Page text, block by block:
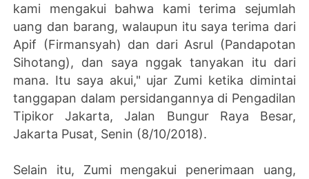
kami mengakui bahwa kami terima sejumlah
uang dan barang, walaupun itu saya terima dari
Apif (Firmansyah) dan dari Asrul (Pandapotan
Sihotang), dan saya nggak tanyakan itu dari
mana. Itu saya akui," ujar Zumi ketika dimintai
tanggapan dalam persidangannya di Pengadilan
Tipikor Jakarta, Jalan Bungur Raya Besar,
Jakarta Pusat, Senin (8/10/2018).
Selain itu, Zumi mengakui penerimaan uang,